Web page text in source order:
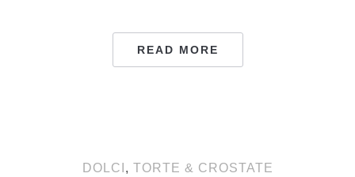
READ MORE
DOLCI , TORTE & CROSTATE